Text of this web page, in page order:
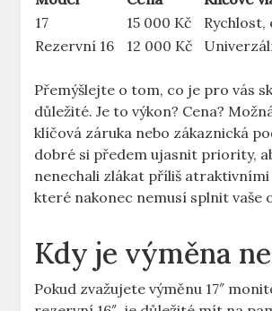
17
15‍ 000 Kč
Rezervní 16
12 000 Kč
Přemýšlejte o tom, co je pro‍ vás​
důležité. Je to výkon? Cena?
‍klíčová záruka nebo zákaznická
dobré‍ si ​předem ujasnit⁣ priority,
nenechali zlákat⁤ příliš atraktivními
‌které nakonec nemusí splnit vaše
Kdy je ​výměna
Pokud zvažujete výměnu 17″